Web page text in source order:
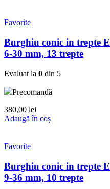
Favorite
Burghiu conic in trepte
6-30 mm, 13 trepte
Evaluat la 0 din 5
Precomandă
380,00 lei
Adaugă în coș
Favorite
Burghiu conic in trepte
9-36 mm, 10 trepte